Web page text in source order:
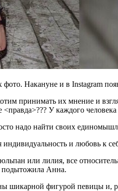
Накануне и в Instagram
принимать их мнение и
У каждого
надо найти своих
и любовь к
или лилия, все
подытожила Анна.
шикарной фигурой певицы и,